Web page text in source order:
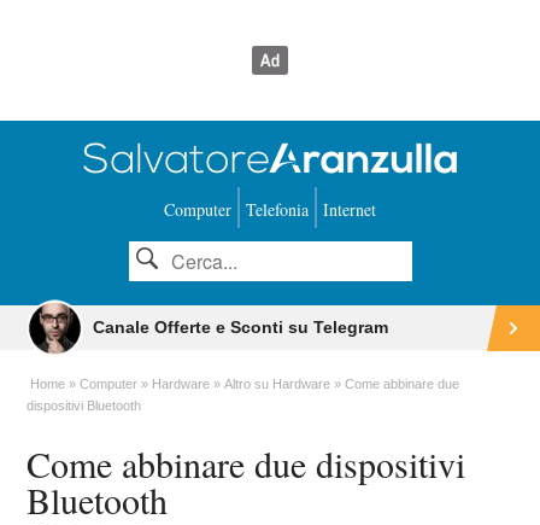
Computer Telefonia Internet
Canale Offerte e Sconti su Telegram
Home Computer Hardware Altro su Hardware
Come abbinare due
dispositivi Bluetooth
Come abbinare due dispositivi
Bluetooth